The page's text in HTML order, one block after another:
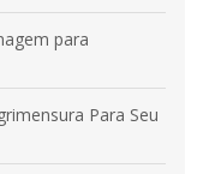
para
Para Seu